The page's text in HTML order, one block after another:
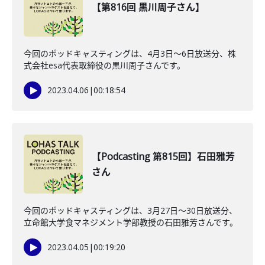
【第816回 黒川周子さん】
今回のポッドキャスティングは、4月3日〜6日放送分、株
式会社esa代表取締役の黒川周子さんです。
2023.04.06 |00:18:54
【Podcasting 第815回】石田雅芳
さん
今回のポッドキャスティングは、3月27日〜30日放送分、
立命館大学食マネジメント学部教授の石田雅芳さんです。
2023.04.05 |00:19:20